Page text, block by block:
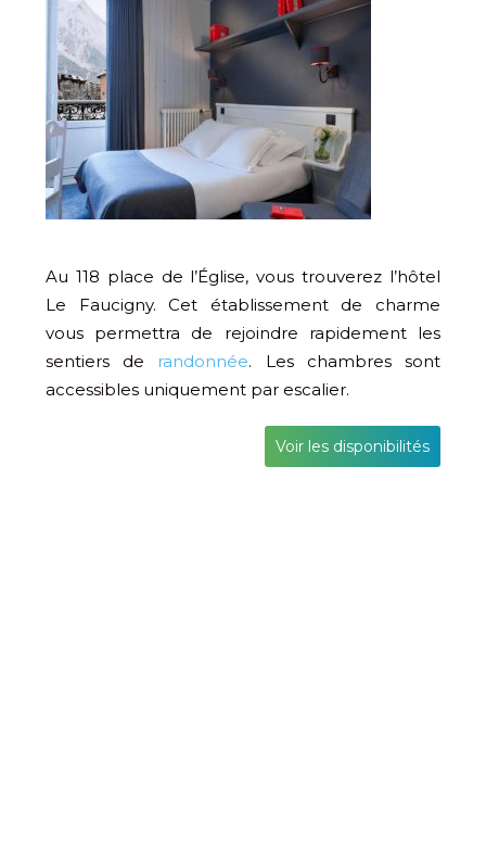
Au 118 place de l’Église, vous trouverez l’hôtel
Le Faucigny. Cet établissement de charme
vous permettra de rejoindre rapidement les
sentiers de randonnée. Les chambres sont
accessibles uniquement par escalier.
Voir les disponibilités